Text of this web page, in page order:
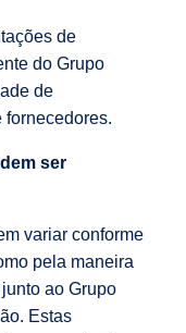
de
do Grupo
de
fornecedores.
ser
variar conforme
pela maneira
ao Grupo
Estas